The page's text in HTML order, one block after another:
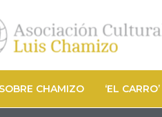
SOBRE CHAMIZO ‘EL CARRO’